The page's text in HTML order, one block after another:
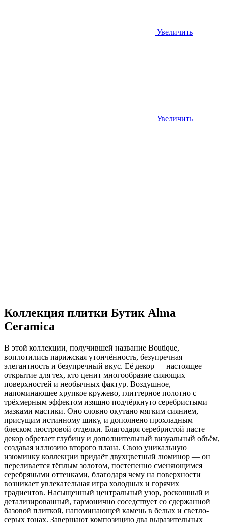
Увеличить
Увеличить
Коллекция плитки Бутик Аlma
Ceramica
В этой коллекции, получившей название Boutique,
воплотились парижская утончённость, безупречная
элегантность и безупречный вкус. Её декор — настоящее
открытие для тех, кто ценит многообразие сияющих
поверхностей и необычных фактур. Воздушное,
напоминающее хрупкое кружево, глиттерное полотно с
трёхмерным эффектом изящно подчёркнуто серебристыми
мазками мастики. Оно словно окутано мягким сиянием,
присущим истинному шику, и дополнено прохладным
блеском люстровой отделки. Благодаря серебристой пасте
декор обретает глубину и дополнительный визуальный объём,
создавая иллюзию второго плана. Свою уникальную
изюминку коллекции придаёт двухцветный люминор — он
переливается тёплым золотом, постепенно сменяющимся
серебряными оттенками, благодаря чему на поверхности
возникает увлекательная игра холодных и горячих
градиентов. Насыщенный центральный узор, роскошный и
детализированный, гармонично соседствует со сдержанной
базовой плиткой, напоминающей камень в белых и светло-
серых тонах. Завершают композицию два выразительных